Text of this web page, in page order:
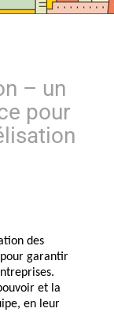
– un
pour
des
garantir
et la
en leur